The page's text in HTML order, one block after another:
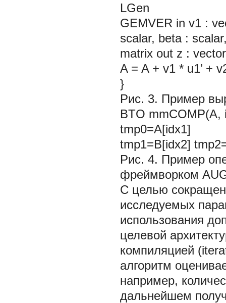
LGen
GEMVER in v1 :
scalar, beta :
matrix out z :
A = A + v1 * u1’ +
}
Рис. 3. Пример
BTO mmCOMP(A,
tmp0=A[idx1]
tmp1=B[idx2]
Рис. 4. Пример
фреймворком
С целью
исследуемых
использования
целевой
компиляцией
алгоритм
например,
дальнейшем